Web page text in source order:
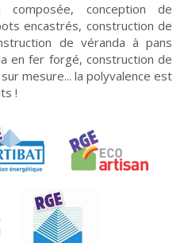
composée, conception de
encastrés, construction de
de véranda à pans
en fer forgé, construction de
mesure... la polyvalence est
!